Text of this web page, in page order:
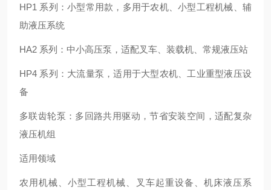
HP1 系列：小型常用款，多用于农机、小型工程机械、辅
助液压系统
HA2 系列：中小高压泵，适配叉车、装载机、常规液压站
HP4 系列：大流量泵，适用于大型农机、工业重型液压设
备
多联齿轮泵：多回路共用驱动，节省安装空间，适配复杂
液压机组
适用领域
农用机械、小型工程机械、叉车起重设备、机床液压系